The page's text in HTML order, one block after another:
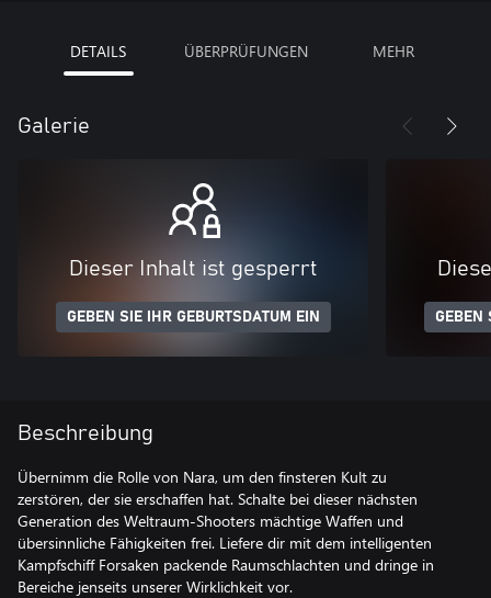
DETAILS ÜBERPRÜFUNGEN MEHR
Galerie
Dieser Inhalt ist gesperrt
GEBEN SIE IHR GEBURTSDATUM EIN GEBEN
Beschreibung
Übernimm die Rolle von Nara, um den finsteren Kult zu
zerstören, der sie erschaffen hat. Schalte bei dieser nächsten
Generation des Weltraum-Shooters mächtige Waffen und
übersinnliche Fähigkeiten frei. Liefere dir mit dem intelligenten
Kampfschiff Forsaken packende Raumschlachten und dringe in
Bereiche jenseits unserer Wirklichkeit vor.